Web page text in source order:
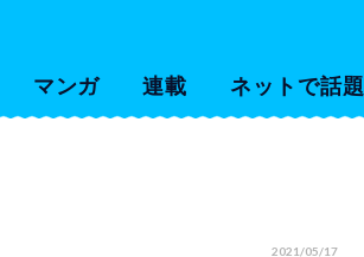
マンガ 連載 ネットで話題
2021/05/17